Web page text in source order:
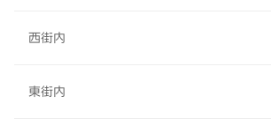
西街内
東街内